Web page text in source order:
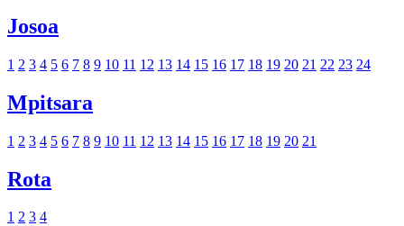
Josoa
1 2 3 4 5 6 7 8 9 10 11 12 13 14 15 16 17 18 19 20 21 22 23 24
Mpitsara
1 2 3 4 5 6 7 8 9 10 11 12 13 14 15 16 17 18 19 20 21
Rota
1 2 3 4